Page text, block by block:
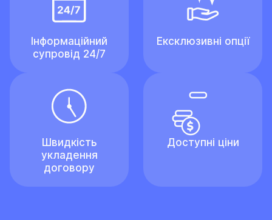
Інформаційний
супровід 24/7
Ексклюзивні опції
Швидкість
укладення
договору
Доступні ціни